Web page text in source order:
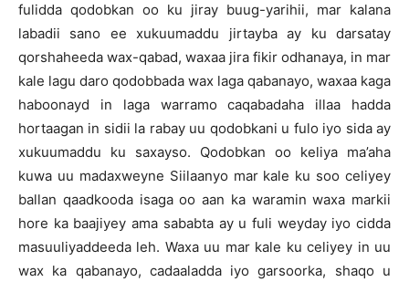
fulidda qodobkan oo ku jiray buug-yarihii, mar kalana
labadii sano ee xukuumaddu jirtayba ay ku darsatay
qorshaheeda wax-qabad, waxaa jira fikir odhanaya, in mar
kale lagu daro qodobbada wax laga qabanayo, waxaa kaga
haboonayd in laga warramo caqabadaha illaa hadda
hortaagan in sidii la rabay uu qodobkani u fulo iyo sida ay
xukuumaddu ku saxayso. Qodobkan oo keliya ma’aha
kuwa uu madaxweyne Siilaanyo mar kale ku soo celiyey
ballan qaadkooda isaga oo aan ka waramin waxa markii
hore ka baajiyey ama sababta ay u fuli weyday iyo cidda
masuuliyaddeeda leh. Waxa uu mar kale ku celiyey in uu
wax ka qabanayo, cadaaladda iyo garsoorka, shaqo u